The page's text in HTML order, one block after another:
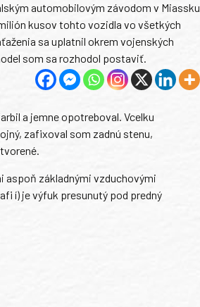
automobilovým závodom v Miassku
kusov tohto vozidla vo všetkých
sa uplatnil okrem vojenských
som sa rozhodol postaviť.
a jemne opotreboval. Vcelku
zafixoval som zadnú stenu,
aspoň základnými vzduchovými
í) je výfuk presunutý pod predný